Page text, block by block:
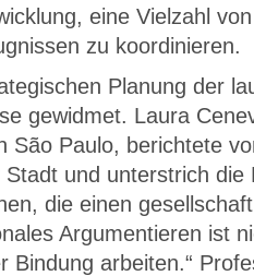
eine Vielzahl
zu koordinieren.
Planung der
gewidmet. Laura
São Paulo, berichtete
und unterstrich die
die einen
Argumentieren ist
Bindung arbeiten.“